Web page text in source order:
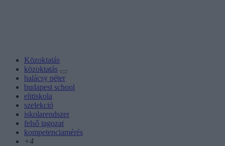
Közoktatás
közoktatás
halácsy péter
budapest school
elitiskola
szelekció
iskolarendszer
felső tagozat
kompetenciamérés
+4